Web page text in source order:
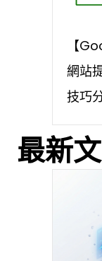
【
網站
技巧
最新